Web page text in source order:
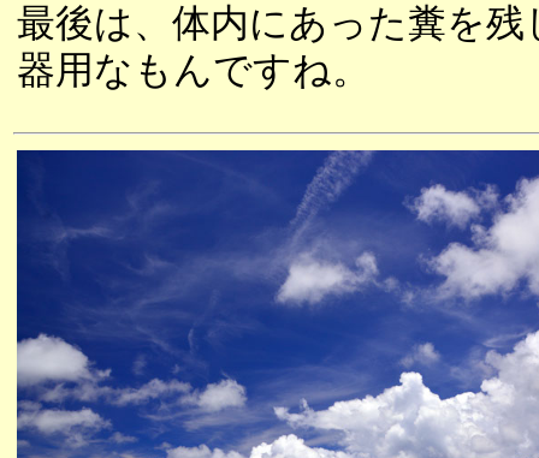
最後は、体内にあった糞を
器用なもんですね。